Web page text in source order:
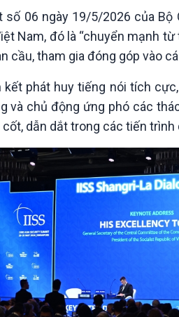
với biến đổi
Câu
06 ngày 19/5/2026 của
Nam, đó là “chuyển mạnh
cầu, tham gia đóng góp vào
phát huy tiếng nói tích
và chủ động ứng phó các
dẫn dắt trong các tiến trình